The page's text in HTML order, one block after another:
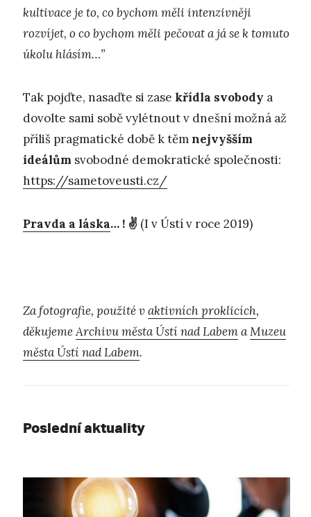
kultivace je to, co bychom měli intenzivněji
rozvíjet, o co bychom měli pečovat a já se k tomuto
úkolu hlásím…”
Tak pojďte, nasaďte si zase křídla svobody a
dovolte sami sobě vylétnout v dnešní možná až
příliš pragmatické době k těmnejvyšším
ideálům svobodné demokratické společnosti:
https://sametoveusti.cz/
Pravda a láska… ! ✌️ (I v Ústí v roce 2019)
Za fotografie, použité vaktivních proklicích,
děkujemeArchivu města Ústí nad LabemaMuzeu
města Ústí nad Labem.
Poslední aktuality